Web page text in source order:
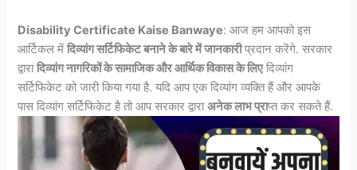
Disability Certificate Kaise Banwaye: आज हम आपको इस
आर्टिकल मेंदिव्यांग सर्टिफिकेट बनाने के बारे में जानकारीप्रदान करेंगे. सरकार
द्वारादिव्यांग नागरिकों के सामाजिक और आर्थिक विकास के लिएदिव्यांग
सर्टिफिकेट को जारी किया गया है. यदि आप एक दिव्यांग व्यक्ति हैं और आपके
पास दिव्यांग सर्टिफिकेट है तो आप सरकार द्वाराअनेक लाभ प्राप्त कर सकते हैं.